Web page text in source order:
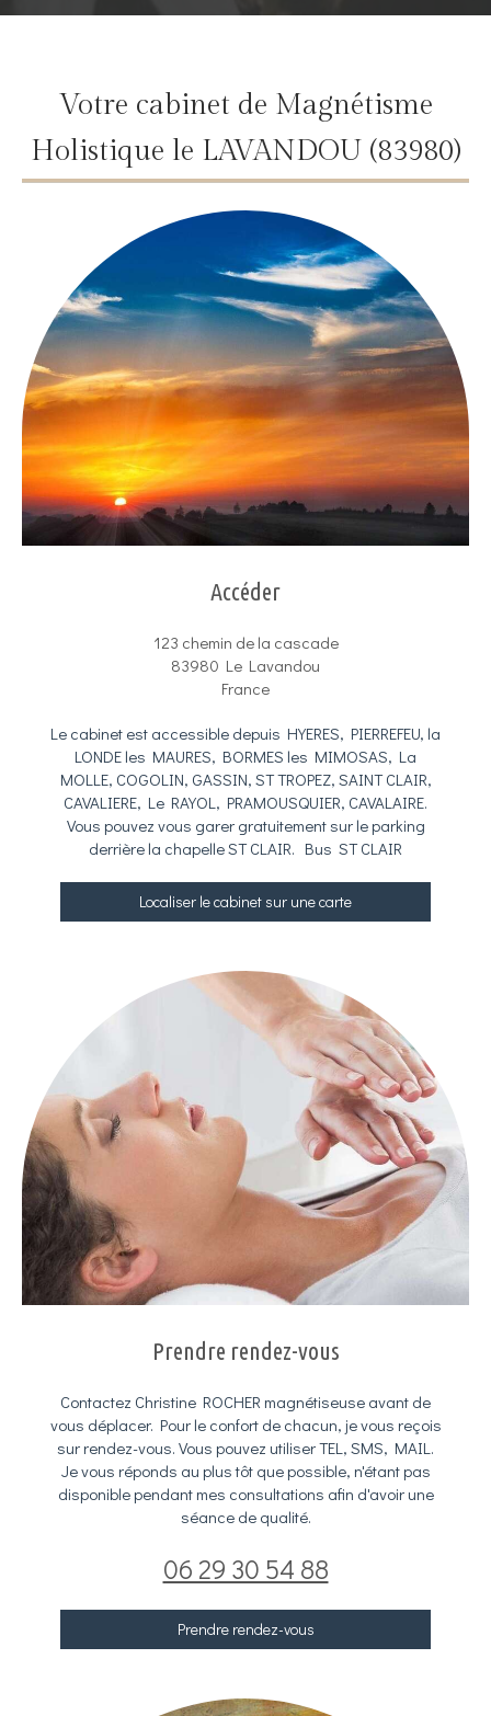
Votre cabinet de Magnétisme
Holistique le LAVANDOU (83980)
Accéder
123 chemin de la cascade
83980 Le Lavandou
France
Le cabinet est accessible depuis HYERES, PIERREFEU, la
LONDE les MAURES, BORMES les MIMOSAS, La
MOLLE, COGOLIN, GASSIN, ST TROPEZ, SAINT CLAIR,
CAVALIERE, Le RAYOL, PRAMOUSQUIER, CAVALAIRE.
Vous pouvez vous garer gratuitement sur le parking
derrière la chapelle ST CLAIR. Bus ST CLAIR
Localiser le cabinet sur une carte
Prendre rendez-vous
Contactez Christine ROCHER magnétiseuse avant de
vous déplacer. Pour le confort de chacun, je vous reçois
sur rendez-vous. Vous pouvez utiliser TEL, SMS, MAIL.
Je vous réponds au plus tôt que possible, n'étant pas
disponible pendant mes consultations afin d'avoir une
séance de qualité.
06 29 30 54 88
Prendre rendez-vous